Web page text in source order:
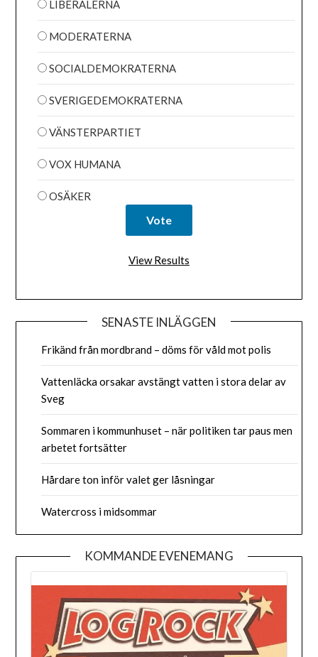
LIBERALERNA
MODERATERNA
SOCIALDEMOKRATERNA
SVERIGEDEMOKRATERNA
VÄNSTERPARTIET
VOX HUMANA
OSÄKER
View Results
SENASTE INLÄGGEN
Frikänd från mordbrand – döms för våld mot polis
Vattenläcka orsakar avstängt vatten i stora delar av
Sveg
Sommaren i kommunhuset – när politiken tar paus men
arbetet fortsätter
Hårdare ton inför valet ger låsningar
Watercross i midsommar
KOMMANDE EVENEMANG